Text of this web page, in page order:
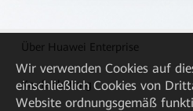
Über Huawei Enterprise
Kaufanleitung
Wir verwenden Cookies auf
einschließlich Cookies von
Website ordnungsgemäß